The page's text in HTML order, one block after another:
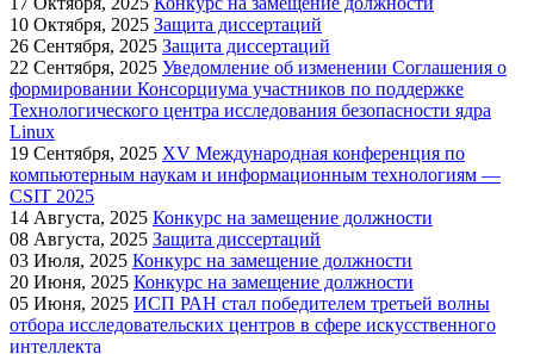
10 Октября, 2025 Защита диссертаций
26 Сентября, 2025 Защита диссертаций
22 Сентября, 2025 Уведомление об изменении Соглашения о
формировании Консорциума участников по поддержке
Технологического центра исследования безопасности ядра
Linux
19 Сентября, 2025 XV Международная конференция по
компьютерным наукам и информационным технологиям —
CSIT 2025
14 Августа, 2025 Конкурс на замещение должности
08 Августа, 2025 Защита диссертаций
03 Июля, 2025 Конкурс на замещение должности
20 Июня, 2025 Конкурс на замещение должности
05 Июня, 2025 ИСП РАН стал победителем третьей волны
отбора исследовательских центров в сфере искусственного
интеллекта